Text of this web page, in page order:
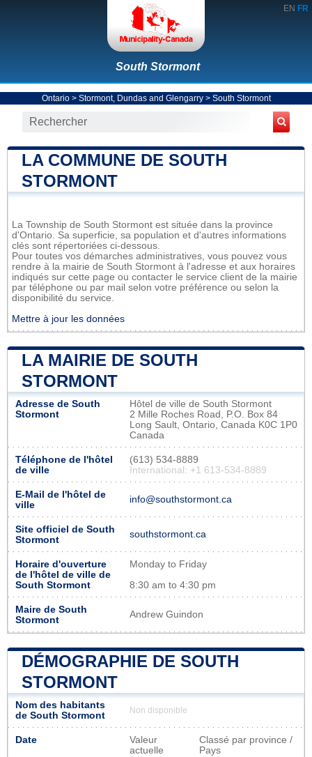
EN FR
South Stormont
Ontario> Stormont, Dundas and Glengarry> South Stormont
LA COMMUNE DE SOUTH
STORMONT
La Township de South Stormont est située dans la province
d'Ontario. Sa superficie, sa population et d'autres informations
clés sont répertoriées ci-dessous.
Pour toutes vos démarches administratives, vous pouvez vous
rendre à la mairie de South Stormont à l'adresse et aux horaires
indiqués sur cette page ou contacter le service client de la mairie
par téléphone ou par mail selon votre préférence ou selon la
disponibilité du service.
Mettre à jour les données
LA MAIRIE DE SOUTH
STORMONT
Adresse de South
Stormont
Hôtel de ville de South Stormont
2 Mille Roches Road, P.O. Box 84
Long Sault, Ontario, Canada K0C 1P0
Canada
Téléphone de l'hôtel
de ville
(613) 534-8889
International: +1 613-534-8889
E-Mail de l'hôtel de
ville
info@southstormont.ca
Site officiel de South
Stormont
southstormont.ca
Horaire d'ouverture
de l'hôtel de ville de
South Stormont
Monday to Friday
8:30 am to 4:30 pm
Maire de South
Stormont
Andrew Guindon
DÉMOGRAPHIE DE SOUTH
STORMONT
Nom des habitants
de South Stormont
Non disponible
Date
Valeur
actuelle
Classé par province /
Pays